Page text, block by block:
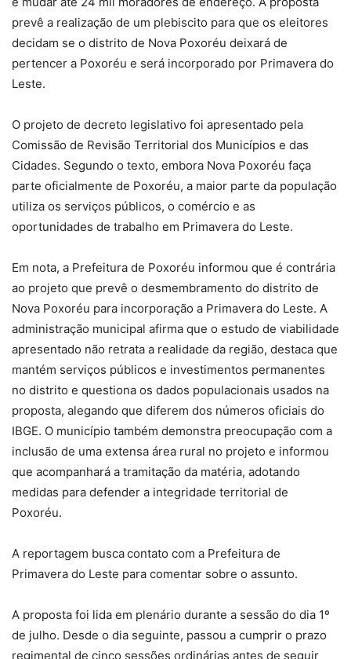
prevê a realização de um plebiscito para que os eleitores
decidam se o distrito de Nova Poxoréu deixará de
pertencer a Poxoréu e será incorporado por Primavera do
Leste.
O projeto de decreto legislativo foi apresentado pela
Comissão de Revisão Territorial dos Municípios e das
Cidades. Segundo o texto, embora Nova Poxoréu faça
parte oficialmente de Poxoréu, a maior parte da população
utiliza os serviços públicos, o comércio e as
oportunidades de trabalho em Primavera do Leste.
Em nota, a Prefeitura de Poxoréu informou que é contrária
ao projeto que prevê o desmembramento do distrito de
Nova Poxoréu para incorporação a Primavera do Leste. A
administração municipal afirma que o estudo de viabilidade
apresentado não retrata a realidade da região, destaca que
mantém serviços públicos e investimentos permanentes
no distrito e questiona os dados populacionais usados na
proposta, alegando que diferem dos números oficiais do
IBGE. O município também demonstra preocupação com a
inclusão de uma extensa área rural no projeto e informou
que acompanhará a tramitação da matéria, adotando
medidas para defender a integridade territorial de
Poxoréu.
A reportagem buscacontato com a Prefeitura de
Primavera do Leste para comentar sobre o assunto.
A proposta foi lida em plenário durante a sessão do dia 1º
de julho. Desde o dia seguinte, passou a cumprir o prazo
regimental de cinco sessões ordinárias antes de seguir